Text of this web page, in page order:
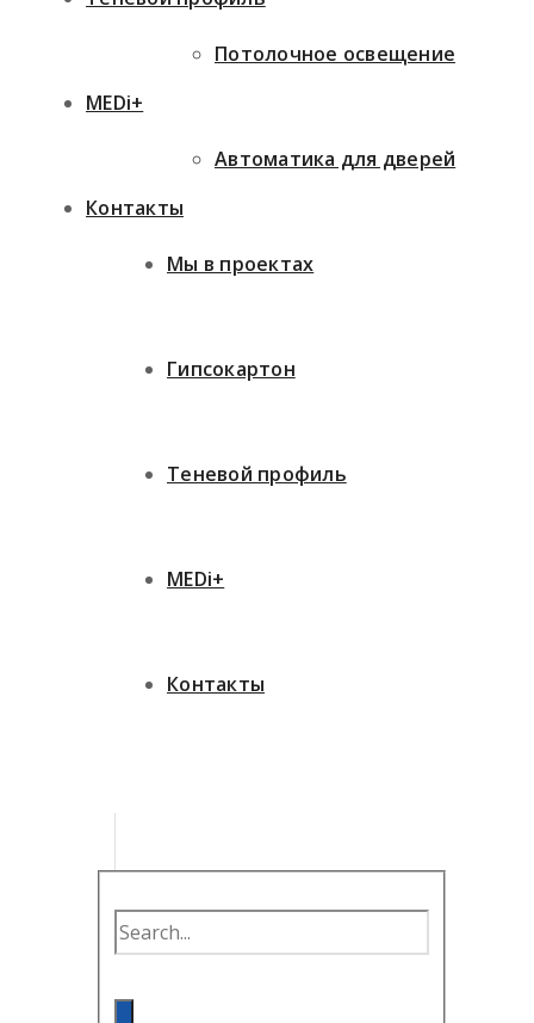
MEDi+
Контакты
Потолочное освещение
Автоматика для дверей
Мы в проектах
Гипсокартон
Теневой профиль
MEDi+
Контакты